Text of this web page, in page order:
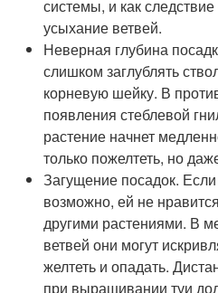
системы, и как
усыхание ветвей.
Неверная глубина
слишком заглублять
корневую шейку. В
появления стеблевой
растение начнет
только пожелтеть, но
Загущение посадок. Если
возможно, ей не
другими растениями. В
ветвей они могут
желтеть и опадать.
при выращивании туи